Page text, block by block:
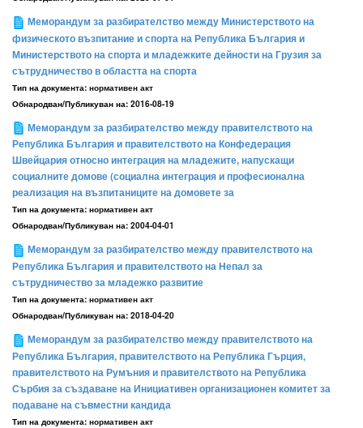
Меморандум за разбирателство между Министерството на
физическото възпитание и спорта на Република България и
Министерството на спорта и младежките дейности на Грузия за
сътрудничество в областта на спорта
Тип на документа: нормативен акт
Обнародван/Публикуван на: 2016-08-19
Меморандум за разбирателство между правителството на
Република България и правителството на Конфедерация
Швейцария относно интеграция на младежите, напускащи
социалните домове (социална интеграция и професионална
реализация на възпитаниците на домовете за
Тип на документа: нормативен акт
Обнародван/Публикуван на: 2004-04-01
Меморандум за разбирателство между правителството на
Република България и правителството на Непал за
сътрудничество за младежко развитие
Тип на документа: нормативен акт
Обнародван/Публикуван на: 2018-04-20
Меморандум за разбирателство между правителството на
Република България, правителството на Република Гърция,
правителството на Румъния и правителството на Република
Сърбия за създаване на Инициативен организационен комитет за
подаване на съвместни кандида
Тип на документа: нормативен акт